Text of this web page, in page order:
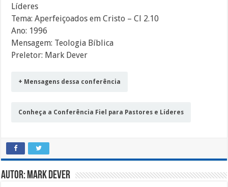
Líderes
Tema: Aperfeiçoados em Cristo – Cl 2.10
Ano: 1996
Mensagem: Teologia Bíblica
Preletor: Mark Dever
+ Mensagens dessa conferência
Conheça a Conferência Fiel para Pastores e Líderes
Autor: Mark Dever